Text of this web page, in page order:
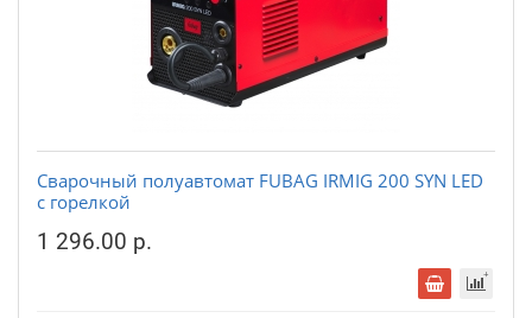
Сварочный полуавтомат FUBAG IRMIG 200 SYN LED
с горелкой
1 296.00 р.